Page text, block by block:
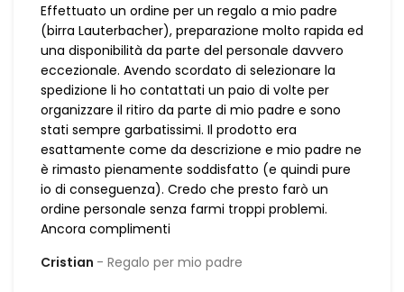
Effettuato un ordine per un regalo a mio padre
(birra Lauterbacher), preparazione molto rapida ed
una disponibilità da parte del personale davvero
eccezionale. Avendo scordato di selezionare la
spedizione li ho contattati un paio di volte per
organizzare il ritiro da parte di mio padre e sono
stati sempre garbatissimi. Il prodotto era
esattamente come da descrizione e mio padre ne
è rimasto pienamente soddisfatto (e quindi pure
io di conseguenza). Credo che presto farò un
ordine personale senza farmi troppi problemi.
Ancora complimenti
Cristian
Regalo per mio padre